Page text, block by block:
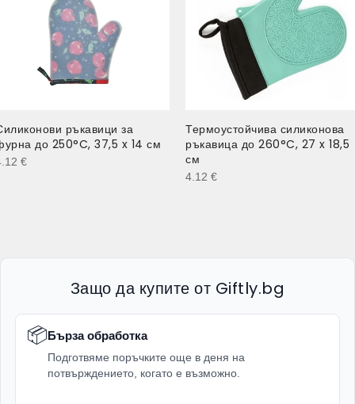
ръкавици за
до 250°C, 37,5 x 14 см
€
Термоустойчива силиконова
ръкавица до 260°C, 27 x 18,5
см
4.12 €
Защо да купите от Giftly.bg
📦Бърза обработка
Подготвяме поръчките още в деня на
потвърждението, когато е възможно.